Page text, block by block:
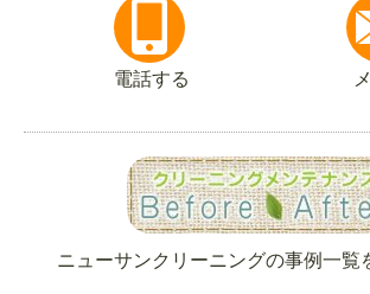
電話する
ニューサンクリーニングの事例一覧